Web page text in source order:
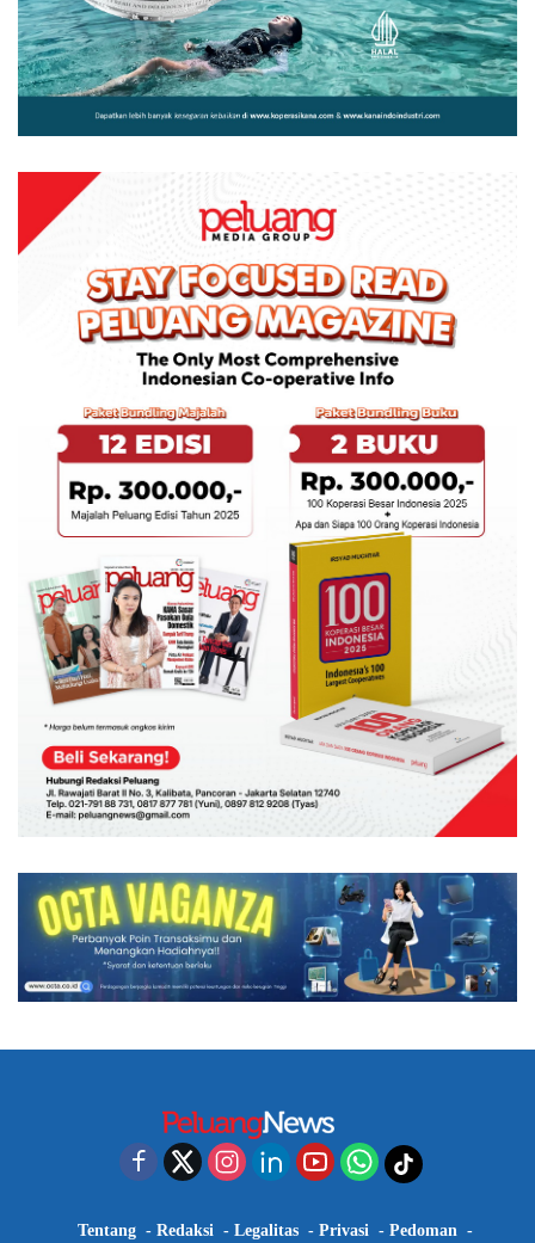
Tentang Redaksi Legalitas Privasi Pedoman